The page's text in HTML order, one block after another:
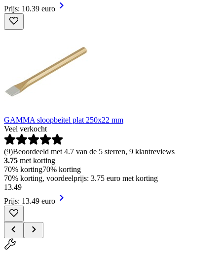
Prijs: 10.39 euro
GAMMA sloopbeitel plat 250x22 mm
Veel verkocht
(9)Beoordeeld met 4.7 van de 5 sterren, 9 klantreviews
3.75 met korting
70% korting70% korting
70% korting, voordeelprijs: 3.75 euro met korting
13.49
Prijs: 13.49 euro